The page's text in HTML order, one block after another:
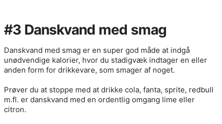
#3 Danskvand med smag
Danskvand med smag er en super god måde at indgå
unødvendige kalorier, hvor du stadigvæk indtager en eller
anden form for drikkevare, som smager af noget.
Prøver du at stoppe med at drikke cola, fanta, sprite, redbull
m.fl. er danskvand med en ordentlig omgang lime eller
citron.